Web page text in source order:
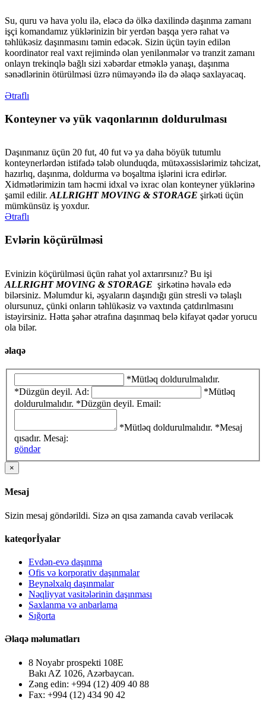
Su, quru və hava yolu ilə, eləcə də ölkə daxilində daşınma zamanı
işçi komandamız yüklərinizin bir yerdən başqa yerə rahat və
təhlükəsiz daşınmasını təmin edəcək. Sizin üçün təyin edilən
koordinator real vaxt rejimində olan yenilənmələr və tranzit zamanı
onlayn trekinqlə bağlı sizi xəbərdar etməklə yanaşı, daşınma
sənədlərinin ötürülməsi üzrə nümayəndə ilə də əlaqə saxlayacaq.
Ətraflı
Konteyner və yük vaqonlarının doldurulması
Daşınmanız üçün 20 fut, 40 fut və ya daha böyük tutumlu
konteynerlərdən istifadə tələb olunduqda, mütəxəssislərimiz təhcizat,
hazırlıq, daşınma, doldurma və boşaltma işlərini icra edirlər.
Xidmətlərimizin tam həcmi idxal və ixrac olan konteyner yüklərinə
şamil edilir.ALLRIGHT MOVING & STORAGE şirkəti üçün
mümkünsüz iş yoxdur.
Ətraflı
Evlərin köçürülməsi
Evinizin köçürülməsi üçün rahat yol axtarırsınız? Bu işi
ALLRIGHT MOVING & STORAGE şirkətinə həvalə edə
bilərsiniz. Məlumdur ki, əşyaların daşındığı gün stresli və təlaşlı
olursunuz, çünki onların təhlükəsiz və vaxtında çatdırılmasını
istəyirsiniz. Hətta şəhər ətrafına daşınmaq belə kifayət qədər yorucu
ola bilər.
əlaqə
*Mütləq doldurulmalıdır.
*Düzgün deyil. Ad:
*Mütləq
doldurulmalıdır. *Düzgün deyil. Email:
*Mütləq doldurulmalıdır. *Mesaj
qısadır. Mesaj:
göndər
×
Mesaj
Sizin mesaj göndərildi. Sizə ən qısa zamanda cavab veriləcək
kateqorİyalar
Evdən-evə daşınma
Ofis və korporativ daşınmalar
Beynəlxalq daşınmalar
Nəqliyyat vasitələrinin daşınması
Saxlanma və anbarlama
Sığorta
Əlaqə məlumatları
8 Noyabr prospekti 108E
Bakı AZ 1026, Azərbaycan.
Zəng edin: +994 (12) 409 40 88
Fax: +994 (12) 434 90 42